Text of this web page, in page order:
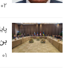
۰۲ اسفند ۱۴۰۴
۰۱ اسفند ۱۴۰۴